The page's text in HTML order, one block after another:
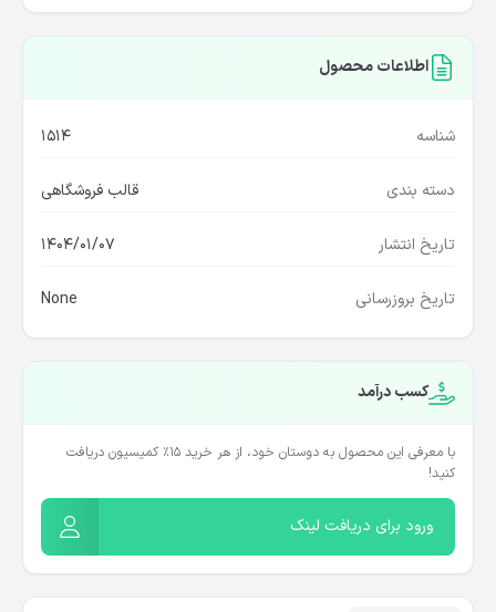
اطلاعات محصول
شناسه 1514
دسته بندی قالب فروشگاهی
تاریخ انتشار 1404/01/07
تاریخ بروزرسانی None
کسب درآمد
با معرفی این محصول به دوستان خود، از هر خرید ۱۵٪ کمیسیون دریافت
کنید!
ورود برای دریافت لینک